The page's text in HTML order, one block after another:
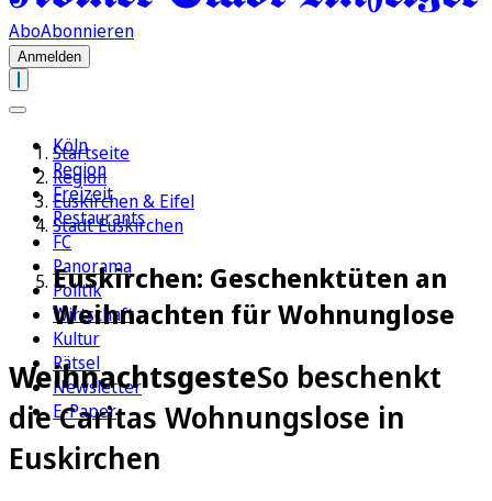
AboAbonnieren
Anmelden
Köln
Region
Freizeit
Restaurants
FC
Panorama
Politik
Wirtschaft
Kultur
Rätsel
Newsletter
E-Paper
Startseite
Region
Euskirchen & Eifel
Stadt Euskirchen
Euskirchen: Geschenktüten an
Weihnachten für Wohnunglose
WeihnachtsgesteSo beschenkt
die Caritas Wohnungslose in
Euskirchen